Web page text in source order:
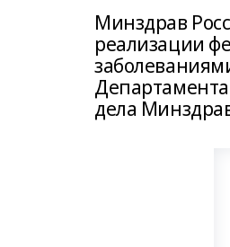
Минздрав
реализации
дела